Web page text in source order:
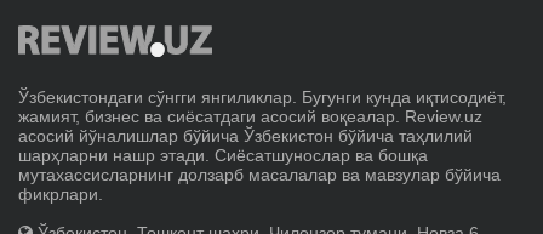
Ўзбекистондаги сўнгги янгиликлар. Бугунги кунда иқтисодиёт,
жамият, бизнес ва сиёсатдаги асосий воқеалар. Review.uz
асосий йўналишлар бўйича Ўзбекистон бўйича таҳлилий
шарҳларни нашр этади. Сиёсатшунослар ва бошқа
мутахассисларнинг долзарб масалалар ва мавзулар бўйича
фикрлари.